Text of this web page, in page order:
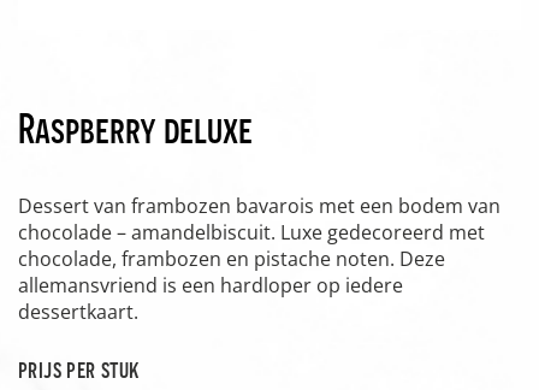
Raspberry deluxe
Dessert van frambozen bavarois met een bodem van
chocolade – amandelbiscuit. Luxe gedecoreerd met
chocolade, frambozen en pistache noten. Deze
allemansvriend is een hardloper op iedere
dessertkaart.
prijs per stuk